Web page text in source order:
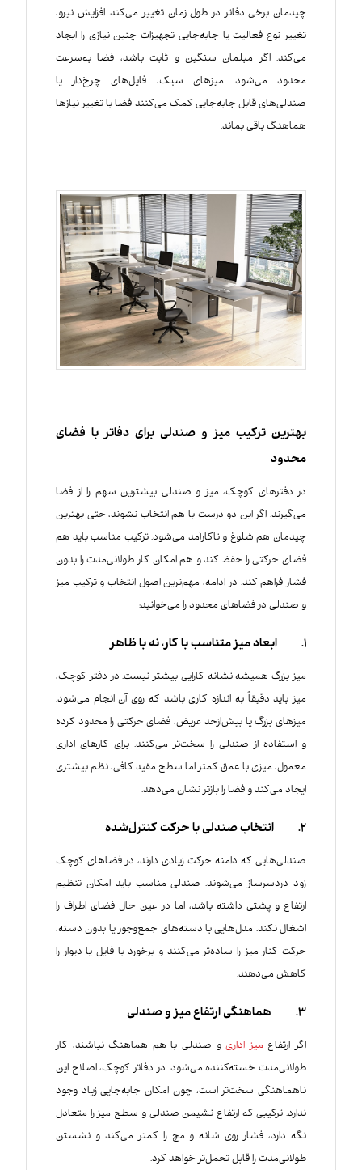
چیدمان برخی دفاتر در طول زمان تغییر می‌کند. افزایش نیرو،
تغییر نوع فعالیت یا جابه‌جایی تجهیزات چنین نیازی را ایجاد
می‌کند. اگر مبلمان سنگین و ثابت باشد، فضا به‌سرعت
محدود می‌شود. میزهای سبک، فایل‌های چرخ‌دار یا
صندلی‌های قابل جابه‌جایی کمک می‌کنند فضا با تغییر نیازها
هماهنگ باقی بماند.
بهترین ترکیب میز و صندلی برای دفاتر با فضای
محدود
در دفترهای کوچک، میز و صندلی بیشترین سهم را از فضا
می‌گیرند. اگر این دو درست با هم انتخاب نشوند، حتی بهترین
چیدمان هم شلوغ و ناکارآمد می‌شود. ترکیب مناسب باید هم
فضای حرکتی را حفظ کند و هم امکان کار طولانی‌مدت را بدون
فشار فراهم کند. در ادامه، مهم‌ترین اصول انتخاب و ترکیب میز
و صندلی در فضاهای محدود را می‌خوانید:
1. ابعاد میز متناسب با کار، نه با ظاهر
میز بزرگ همیشه نشانه کارایی بیشتر نیست. در دفتر کوچک،
میز باید دقیقاً به اندازه کاری باشد که روی آن انجام می‌شود.
میزهای بزرگ یا بیش‌ازحد عریض، فضای حرکتی را محدود کرده
و استفاده از صندلی را سخت‌تر می‌کنند. برای کارهای اداری
معمول، میزی با عمق کمتر اما سطح مفید کافی، نظم بیشتری
ایجاد می‌کند و فضا را بازتر نشان می‌دهد.
2. انتخاب صندلی با حرکت کنترل‌شده
صندلی‌هایی که دامنه حرکت زیادی دارند، در فضاهای کوچک
زود دردسرساز می‌شوند. صندلی مناسب باید امکان تنظیم
ارتفاع و پشتی داشته باشد، اما در عین حال فضای اطراف را
اشغال نکند. مدل‌هایی با دسته‌های جمع‌وجور یا بدون دسته،
حرکت کنار میز را ساده‌تر می‌کنند و برخورد با فایل یا دیوار را
کاهش می‌دهند.
3. هماهنگی ارتفاع میز و صندلی
اگر ارتفاع میز اداریو صندلی با هم هماهنگ نباشند، کار
طولانی‌مدت خسته‌کننده می‌شود. در دفاتر کوچک، اصلاح این
ناهماهنگی سخت‌تر است، چون امکان جابه‌جایی زیاد وجود
ندارد. ترکیبی که ارتفاع نشیمن صندلی و سطح میز را متعادل
نگه دارد، فشار روی شانه و مچ را کمتر می‌کند و نشستن
طولانی‌مدت را قابل تحمل‌تر خواهد کرد.